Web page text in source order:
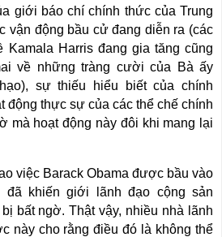
giới báo chí chính thức của Trung
vận động bầu cử đang diễn ra (các
Kamala Harris đang gia tăng cũng
về những tràng cười của Bà ấy
sự thiếu hiểu biết của chính
động thực sự của các thể chế chính
mà hoạt động này đôi khi mang lại
việc Barack Obama được bầu vào
đã khiến giới lãnh đạo cộng sản
bất ngờ. Thật vậy, nhiều nhà lãnh
này cho rằng điều đó là không thể